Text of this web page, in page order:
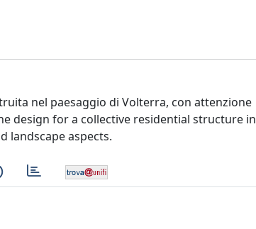
nel paesaggio di Volterra, con attenzione
design for a collective residential structure in
landscape aspects.